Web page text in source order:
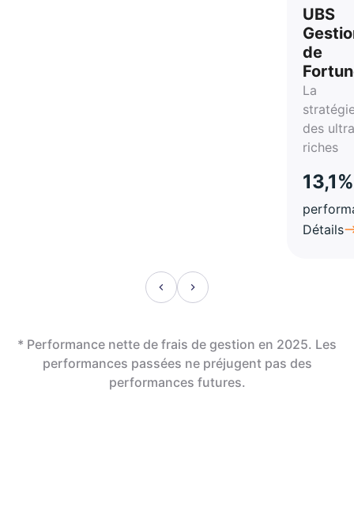
UBS
de
La
des
riches
13,1%
Détails
* Performance nette de frais de gestion en 2025. Les
performances passées ne préjugent pas des
performances futures.